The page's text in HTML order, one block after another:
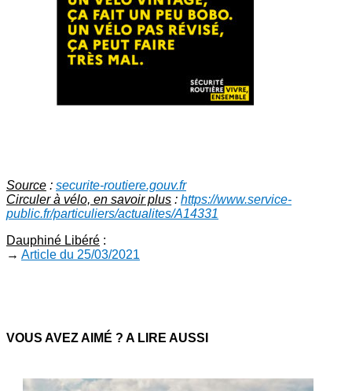
Source : securite-routiere.gouv.fr
Circuler à vélo, en savoir plus : https://www.service-
public.fr/particuliers/actualites/A14331
Dauphiné Libéré :
→ Article du 25/03/2021
VOUS AVEZ AIMÉ ? A LIRE AUSSI